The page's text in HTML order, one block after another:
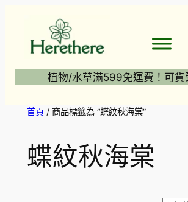
植物/水草滿599免運費！可貨
首頁/ 商品標籤為 “蝶紋秋海棠”
蝶紋秋海棠